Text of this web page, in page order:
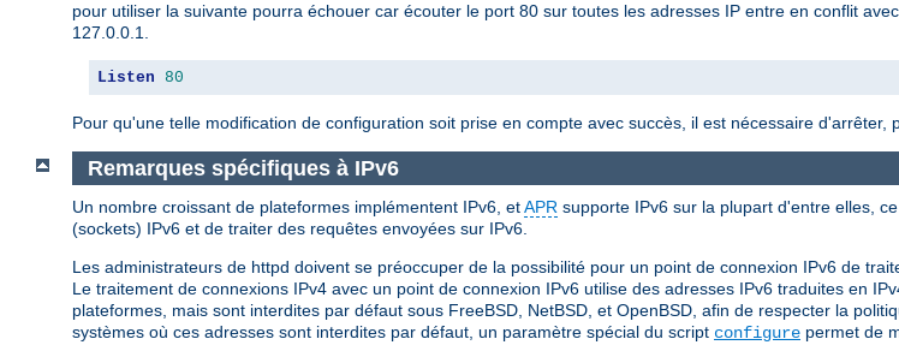
pour utiliser la suivante pourra échouer car écouter le port 80 sur toutes les adresses IP entre en conflit
127.0.0.1.
Listen 80
Pour qu'une telle modification de configuration soit prise en compte avec succès, il est nécessaire d'arrêter,
Remarques spécifiques à IPv6
Un nombre croissant de plateformes implémentent IPv6, etAPR supporte IPv6 sur la plupart d'entre elles,
(sockets) IPv6 et de traiter des requêtes envoyées sur IPv6.
Les administrateurs de httpd doivent se préoccuper de la possibilité pour un point de connexion IPv6 de
Le traitement de connexions IPv4 avec un point de connexion IPv6 utilise des adresses IPv6 traduites en
plateformes, mais sont interdites par défaut sous FreeBSD, NetBSD, et OpenBSD, afin de respecter la
systèmes où ces adresses sont interdites par défaut, un paramètre spécial du script configure permet de